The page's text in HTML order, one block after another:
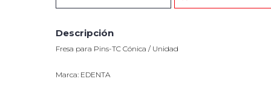
Descripción
Fresa para Pins-TC Cónica / Unidad
Marca: EDENTA